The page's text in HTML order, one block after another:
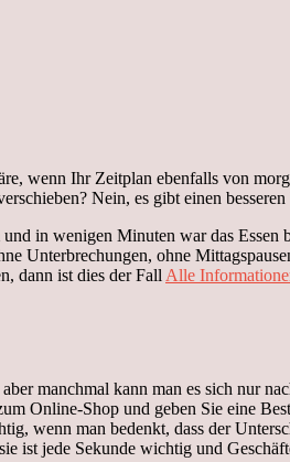
wenn Ihr Zeitplan ebenfalls von
Nein, es gibt einen besseren
in wenigen Minuten war das
Unterbrechungen, ohne
dann ist dies der Fall Alle
manchmal kann man es sich nur
Online-Shop und geben Sie eine
wenn man bedenkt, dass der
ist jede Sekunde wichtig und